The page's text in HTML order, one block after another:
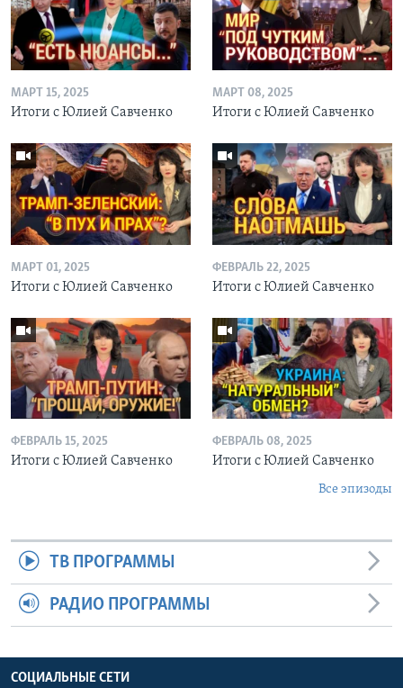
МАРТ 15, 2025
Итоги с Юлией Савченко
МАРТ 08, 2025
Итоги с Юлией Савченко
МАРТ 01, 2025
Итоги с Юлией Савченко
ФЕВРАЛЬ 22, 2025
Итоги с Юлией Савченко
ФЕВРАЛЬ 15, 2025
Итоги с Юлией Савченко
ФЕВРАЛЬ 08, 2025
Итоги с Юлией Савченко
Все эпизоды
ТВ ПРОГРАММЫ
РАДИО ПРОГРАММЫ
СОЦИАЛЬНЫЕ СЕТИ